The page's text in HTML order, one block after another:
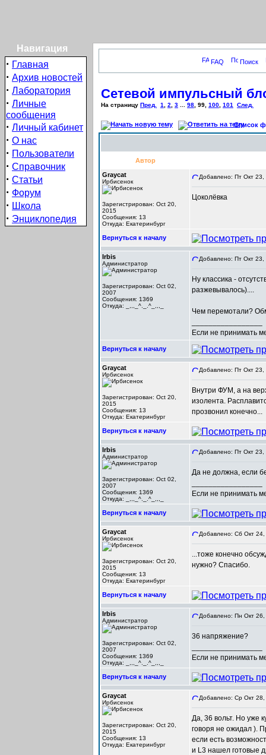
Навигация
· Главная
· Архив новостей
· Лаборатория
· Личные
сообщения
· Личный кабинет
· О нас
· Пользователи
· Справочник
· Статьи
· Форум
· Школа
· Энциклопедия
FAQ Поиск
Сетевой импульсный
На страницу Пред. 1 2 3 98 99 100 101 След.
Список
Автор
Graycat
Ирбисенок
Зарегистрирован: Oct 20,
2015
Сообщения: 13
Откуда: Екатеринбург
Добавлено: Пт Окт
Цоколёвка
Вернуться к началу
Irbis
Администратор
Зарегистрирован: Oct 02,
2007
Сообщения: 1369
Откуда: _,,,_^._.^_,,,_
Добавлено: Пт Окт
Ну классика -
разжевывалось)....
Чем перемотали?
Если не принимать
Вернуться к началу
Graycat
Ирбисенок
Зарегистрирован: Oct 20,
2015
Сообщения: 13
Откуда: Екатеринбург
Добавлено: Пт Окт
Внутри ФУМ, а на
изолента.
прозвонил конечно...
Вернуться к началу
Irbis
Администратор
Зарегистрирован: Oct 02,
2007
Сообщения: 1369
Откуда: _,,,_^._.^_,,,_
Добавлено: Пт Окт
Да не должна, если
Если не принимать
Вернуться к началу
Graycat
Ирбисенок
Зарегистрирован: Oct 20,
2015
Сообщения: 13
Откуда: Екатеринбург
Добавлено: Сб Окт
...тоже конечно
нужно? Спасибо.
Вернуться к началу
Irbis
Администратор
Зарегистрирован: Oct 02,
2007
Сообщения: 1369
Откуда: _,,,_^._.^_,,,_
Добавлено: Пн Окт
36 напряжение?
Если не принимать
Вернуться к началу
Graycat
Ирбисенок
Зарегистрирован: Oct 20,
2015
Сообщения: 13
Откуда: Екатеринбург
Добавлено: Ср Окт
Да, 36 вольт. Но уже
говоря не ожидал ).
если есть
и L3 нашел готовые